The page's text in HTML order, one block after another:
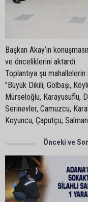
Başkan Akay’ın
ve önceliklerini aktardı.
Toplantıya şu mahallelerin
"Büyük Dikili, Gölbaşı,
Mürseloğlu, Karayusuflu,
Serinevler, Camuzcu,
Koyuncu, Çaputçu,
Önceki ve